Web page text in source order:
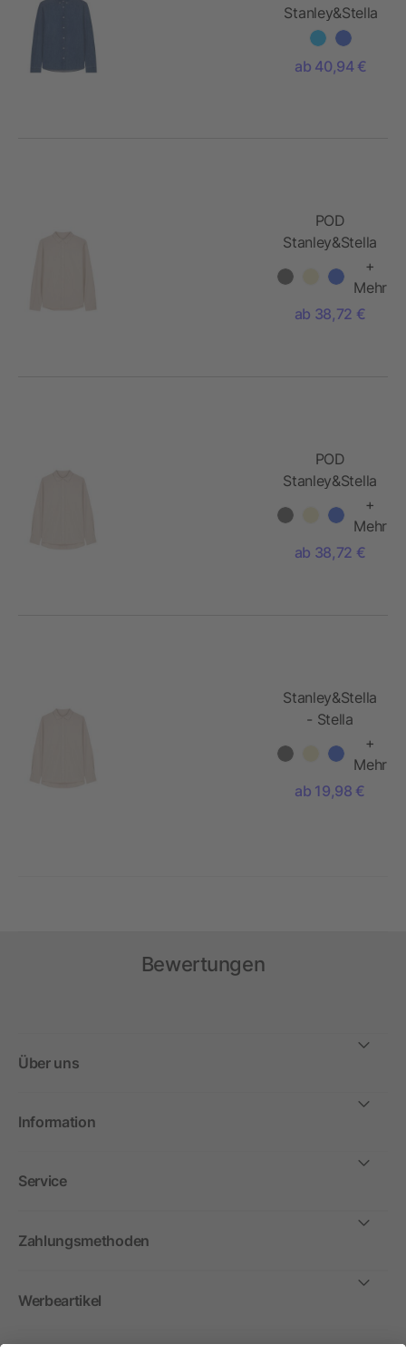
Stanley&Stella
- Stanley
ab 40,94 €
POD
Stanley&Stella
Oxford Shirt
+
Mehr
ab 38,72 €
POD
Stanley&Stella
Oxford Shirt
+
Mehr
ab 38,72 €
Stanley&Stella
- Stella
Oxford Shirt+
Mehr
ab 19,98 €
Bewertungen
Über uns
Information
Service
Zahlungsmethoden
Werbeartikel